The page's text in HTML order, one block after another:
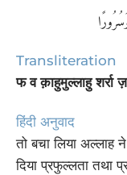
Transliteration
फ व क़ाहुमुल्लाहु शर्रा
हिंदी अनुवाद
तो बचा लिया
दिया प्रफुल्लता तथा